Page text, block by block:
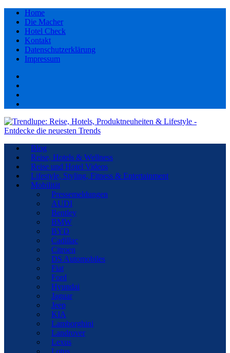
Home
Die Macher
Hotel Check
Kontakt
Datenschutzerklärung
Impressum
Blog
Reise, Hotels & Wellness
Reise und Hotel Videos
Lifestyle, Styling, Fitness & Entertainment
Mobilität
Pressemeldungen
AUDI
Bentley
BMW
BYD
Cadillac
Citroen
DS Automobiles
Fiat
Ford
Hyundai
Jaguar
Jeep
KIA
Lamborghini
Landrover
Lexus
Lotus